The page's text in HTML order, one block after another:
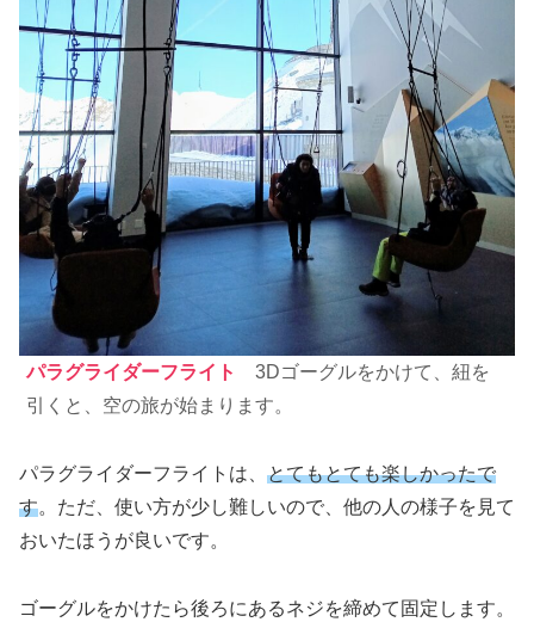
パラグライダーフライト
3Dゴーグルをかけて、紐を
引くと、空の旅が始まります。
パラグライダーフライトは、 とてもとても楽しかったで
す。ただ、使い方が少し難しいので、他の人の様子を見て
おいたほうが良いです。
ゴーグルをかけたら後ろにあるネジを締めて固定します。